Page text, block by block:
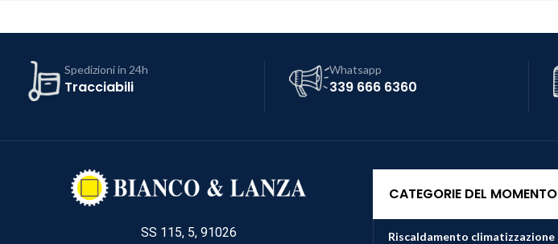
Spedizioni in 24h
Tracciabili
Whatsapp
339 666 6360
SS 115, 5, 91026
CATEGORIE DEL MOMENTO
Riscaldamento climatizzazione